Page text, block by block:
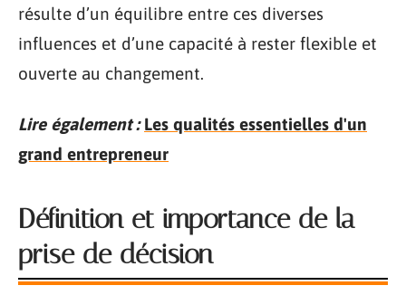
résulte d’un équilibre entre ces diverses
influences et d’une capacité à rester flexible et
ouverte au changement.
Lire également : Les qualités essentielles d'un
grand entrepreneur
Définition et importance de la
prise de décision